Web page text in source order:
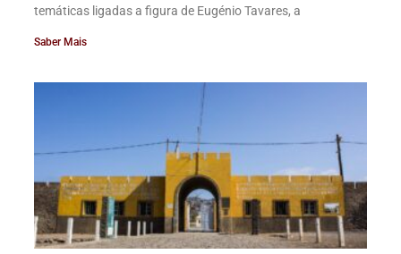
temáticas ligadas a figura de Eugénio Tavares, a
Saber Mais